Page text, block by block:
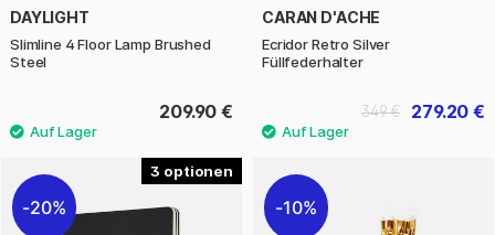
DAYLIGHT
Slimline 4 Floor Lamp Brushed
Steel
209.90 €
CARAN D'ACHE
Ecridor Retro Silver
Füllfederhalter
279.20 €
349 €
3
20% 10%